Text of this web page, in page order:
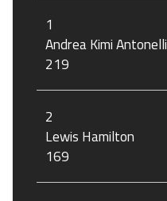
1
Andrea Kimi Antonelli
219
2
Lewis Hamilton
169